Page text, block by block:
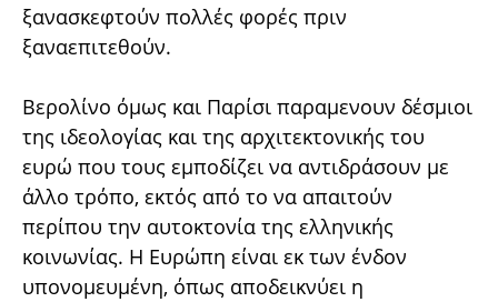
ξανασκεφτούν πολλές φορές πριν
ξαναεπιτεθούν.
Βερολίνο όμως και Παρίσι παραμενουν δέσμιοι
της ιδεολογίας και της αρχιτεκτονικής του
ευρώ που τους εμποδίζει να αντιδράσουν με
άλλο τρόπο, εκτός από το να απαιτούν
περίπου την αυτοκτονία της ελληνικής
κοινωνίας. Η Ευρώπη είναι εκ των ένδον
υπονομευμένη, όπως αποδεικνύει η